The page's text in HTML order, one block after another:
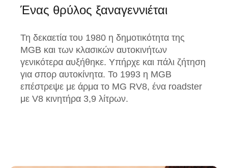
Ένας θρύλος ξαναγεννιέται
Τη δεκαετία του 1980 η δημοτικότητα της
MGB και των κλασικών αυτοκινήτων
γενικότερα αυξήθηκε. Υπήρχε και πάλι ζήτηση
για σπορ αυτοκίνητα. Το 1993 η MGB
επέστρεψε με άρμα το MG RV8, ένα roadster
με V8 κινητήρα 3,9 λίτρων.